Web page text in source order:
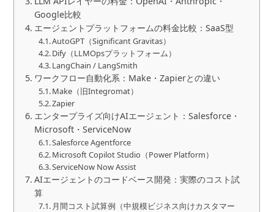
Google比較
エージェントプラットフォームの料金比較：SaaS型
AutoGPT（Significant Gravitas）
Dify（LLMOpsプラットフォーム）
LangChain / LangSmith
ワークフロー自動化系：Make・Zapierとの違い
Make（旧Integromat）
Zapier
エンタープライズ向けAIエージェント：Salesforce・
Microsoft・ServiceNow
Salesforce Agentforce
Microsoft Copilot Studio（Power Platform）
ServiceNow Now Assist
AIエージェントのコードベース開発：実際のコスト試
算
月間コスト試算例（中規模ビジネス向けカスタマー